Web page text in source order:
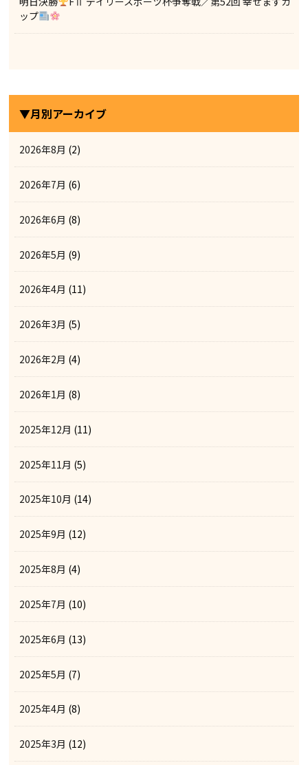
ップ
▼月別アーカイブ
2026年8月 (2)
2026年7月 (6)
2026年6月 (8)
2026年5月 (9)
2026年4月 (11)
2026年3月 (5)
2026年2月 (4)
2026年1月 (8)
2025年12月 (11)
2025年11月 (5)
2025年10月 (14)
2025年9月 (12)
2025年8月 (4)
2025年7月 (10)
2025年6月 (13)
2025年5月 (7)
2025年4月 (8)
2025年3月 (12)